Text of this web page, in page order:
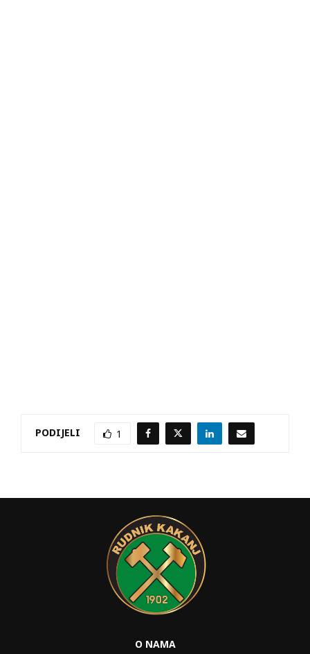
PODIJELI 1
O NAMA